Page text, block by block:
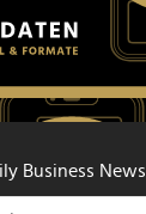
Business News